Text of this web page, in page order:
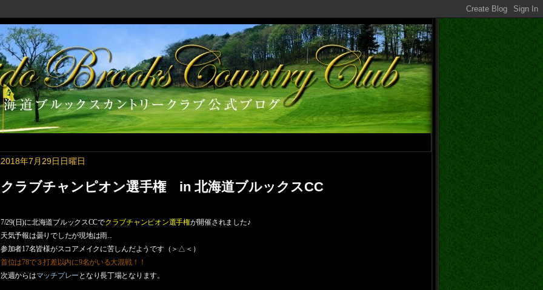
2018年7月29日日曜日
クラブチャンピオン選手権 in 北海道ブルックスCC
7/29(日)に北海道ブルックスCCでクラブチャンピオン選手権が開催されました♪
天気予報は曇りでしたが現地は雨...
参加者17名皆様がスコアメイクに苦しんだようです（＞△＜）
首位は78で３打差以内に9名がいる大混戦！！
次週からはマッチプレー となり長丁場となります。